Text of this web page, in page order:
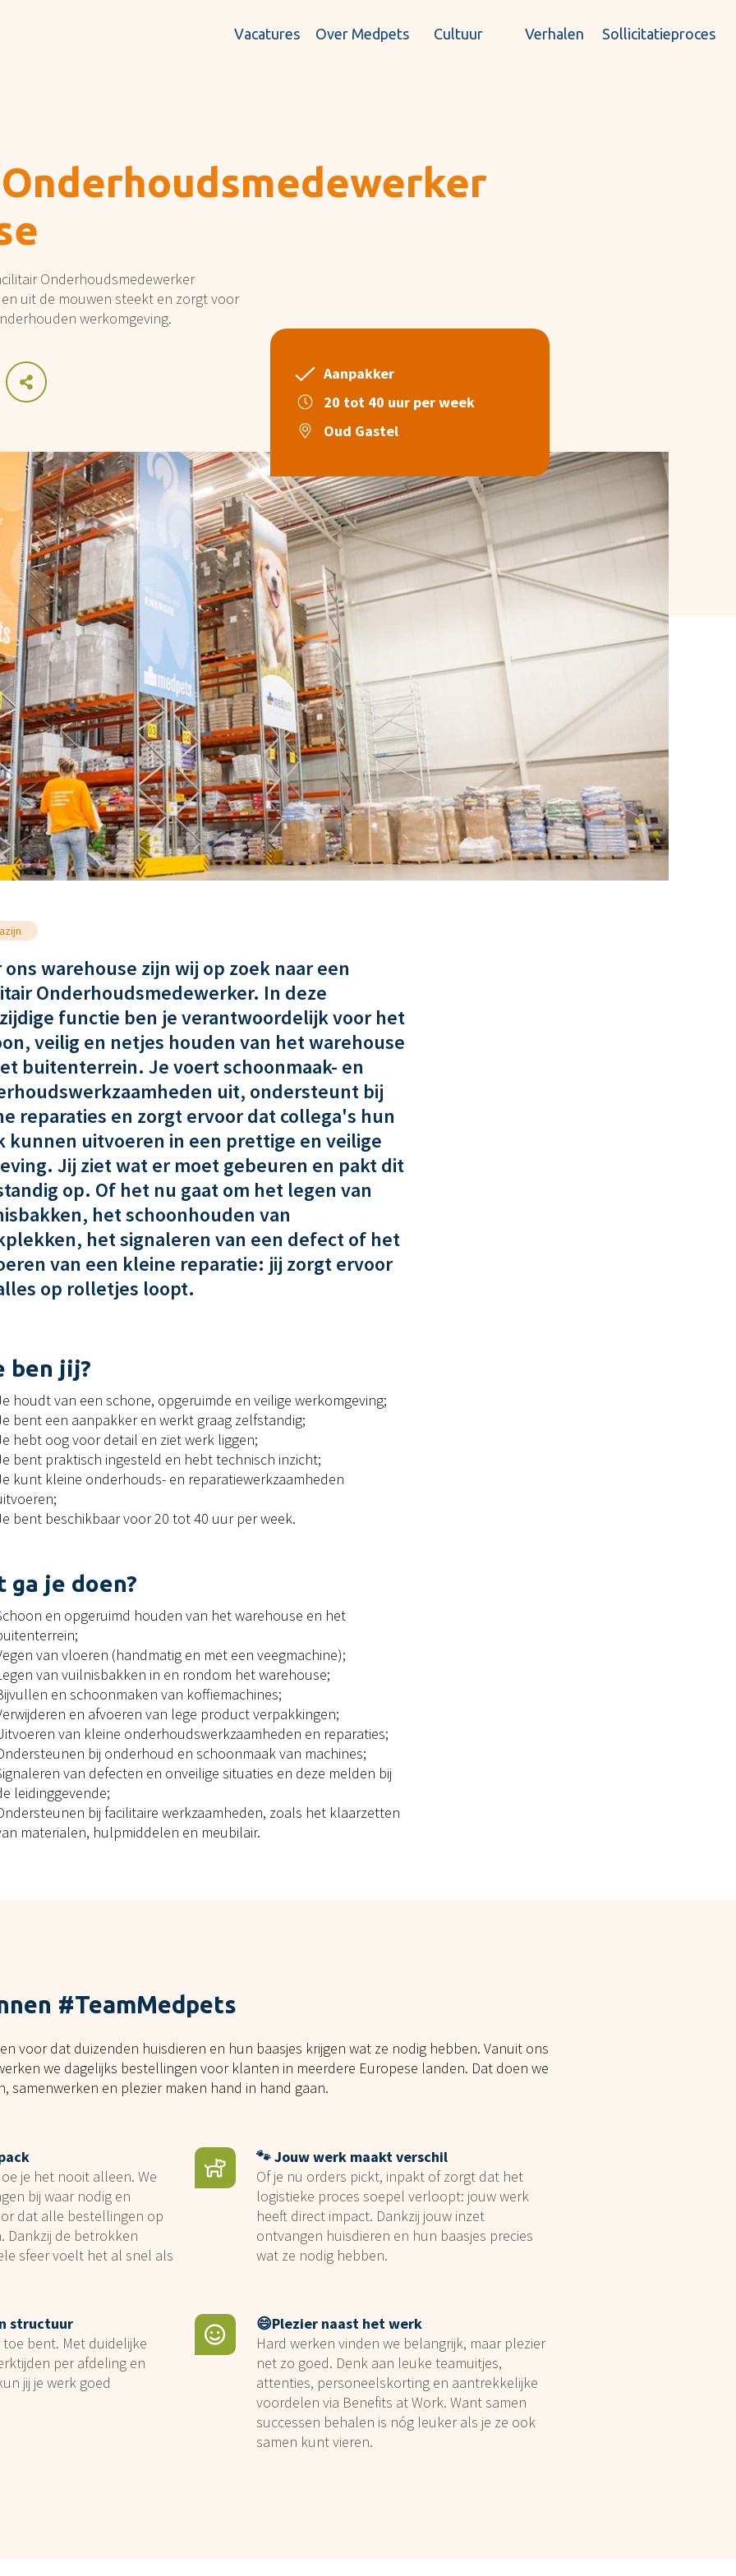
Vacatures Over Medpets Cultuur Verhalen Sollicitatieproces
Onderhoudsmedewerker
uit de mouwen steekt en zorgt voor
werkomgeving.
Aanpakker
20 tot 40 uur per week
Oud Gastel
ons warehouse zijn wij op zoek naar een
Onderhoudsmedewerker. In deze
functie ben je verantwoordelijk voor het
veilig en netjes houden van het warehouse
buitenterrein. Je voert schoonmaak- en
uit, ondersteunt bij
reparaties en zorgt ervoor dat collega's hun
kunnen uitvoeren in een prettige en veilige
Jij ziet wat er moet gebeuren en pakt dit
op. Of het nu gaat om het legen van
het schoonhouden van
het signaleren van een defect of het
van een kleine reparatie: jij zorgt ervoor
op rolletjes loopt.
ben jij?
houdt van een schone, opgeruimde en veilige werkomgeving;
bent een aanpakker en werkt graag zelfstandig;
hebt oog voor detail en ziet werk liggen;
bent praktisch ingesteld en hebt technisch inzicht;
kunt kleine onderhouds- en reparatiewerkzaamheden
bent beschikbaar voor 20 tot 40 uur per week.
ga je doen?
en opgeruimd houden van het warehouse en het
van vloeren (handmatig en met een veegmachine);
van vuilnisbakken in en rondom het warehouse;
en schoonmaken van koffiemachines;
en afvoeren van lege product verpakkingen;
van kleine onderhoudswerkzaamheden en reparaties;
bij onderhoud en schoonmaak van machines;
van defecten en onveilige situaties en deze melden bij
leidinggevende;
bij facilitaire werkzaamheden, zoals het klaarzetten
materialen, hulpmiddelen en meubilair.
#TeamMedpets
voor dat duizenden huisdieren en hun baasjes krijgen wat ze nodig hebben. Vanuit ons
we dagelijks bestellingen voor klanten in meerdere Europese landen. Dat doen we
samenwerken en plezier maken hand in hand gaan.
je het nooit alleen. We
bij waar nodig en
dat alle bestellingen op
Dankzij de betrokken
sfeer voelt het al snel als
🐾 Jouw werk maakt verschil
Of je nu orders pickt, inpakt of zorgt dat het
logistieke proces soepel verloopt: jouw werk
heeft direct impact. Dankzij jouw inzet
ontvangen huisdieren en hun baasjes precies
wat ze nodig hebben.
structuur
bent. Met duidelijke
per afdeling en
jij je werk goed
😄Plezier naast het werk
Hard werken vinden we belangrijk, maar plezier
net zo goed. Denk aan leuke teamuitjes,
attenties, personeelskorting en aantrekkelijke
voordelen via Benefits at Work. Want samen
successen behalen is nóg leuker als je ze ook
samen kunt vieren.